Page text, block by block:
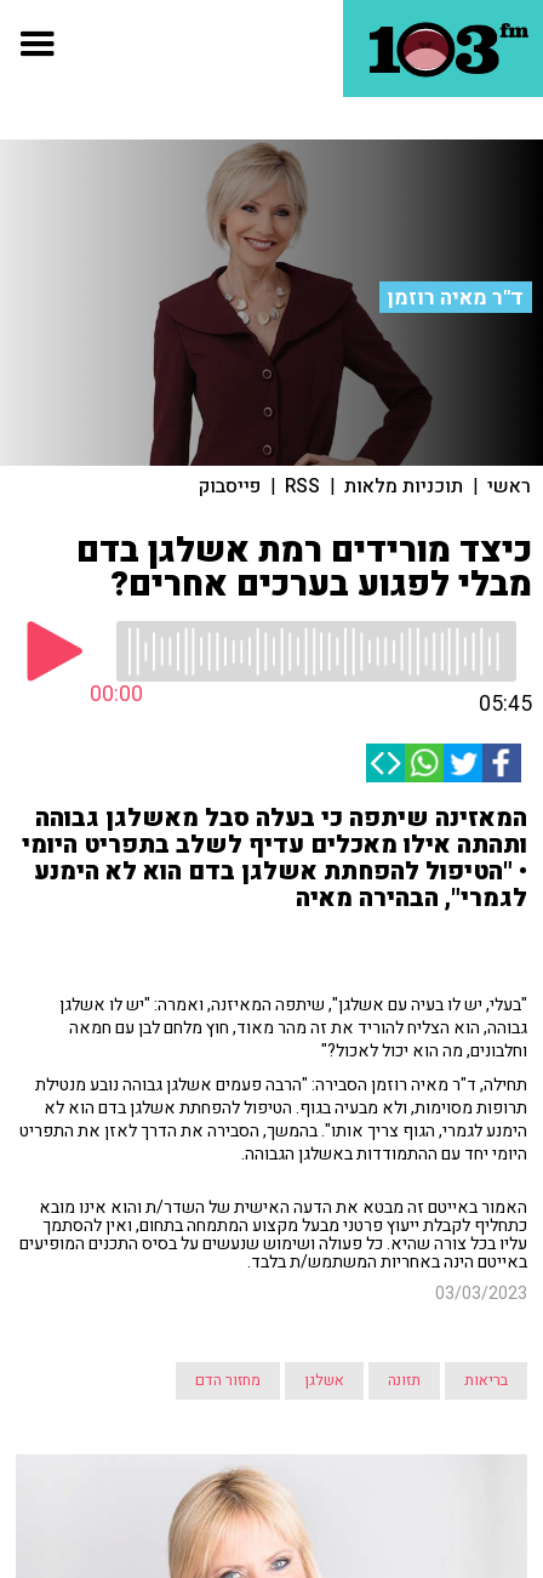
ד"ר מאיה רוזמן
ראשי | תוכניות מלאות |
RSS
| פייסבוק
כיצד מורידים רמת אשלגן בדם
מבלי לפגוע בערכים אחרים?
00:00 05:45
המאזינה שיתפה כי בעלה סבל מאשלגן גבוהה
ותהתה אילו מאכלים עדיף לשלב בתפריט היומי
• "הטיפול להפחתת אשלגן בדם הוא לא הימנע
לגמרי", הבהירה מאיה
"בעלי, יש לו בעיה עם אשלגן", שיתפה המאיזנה, ואמרה: "יש לו אשלגן
גבוהה, הוא הצליח להוריד את זה מהר מאוד, חוץ מלחם לבן עם חמאה
וחלבונים, מה הוא יכול לאכול?"
תחילה, ד"ר מאיה רוזמן הסבירה: "הרבה פעמים אשלגן גבוהה נובע מנטילת
תרופות מסוימות, ולא מבעיה בגוף. הטיפול להפחתת אשלגן בדם הוא לא
הימנע לגמרי, הגוף צריך אותו". בהמשך, הסבירה את הדרך לאזן את התפריט
היומי יחד עם ההתמודדות באשלגן הגבוהה.
האמור באייטם זה מבטא את הדעה האישית של השדר/ת והוא אינו מובא
כתחליף לקבלת ייעוץ פרטני מבעל מקצוע המתמחה בתחום, ואין להסתמך
עליו בכל צורה שהיא. כל פעולה ושימוש שנעשים על בסיס התכנים המופיעים
באייטם הינה באחריות המשתמש/ת בלבד.
03/03/2023
בריאות תזונה אשלגן מחזור הדם